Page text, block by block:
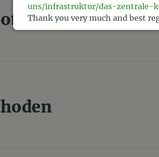
uns/infrastruktur/das-zentrale-
Thank you very much and best
Team BEO